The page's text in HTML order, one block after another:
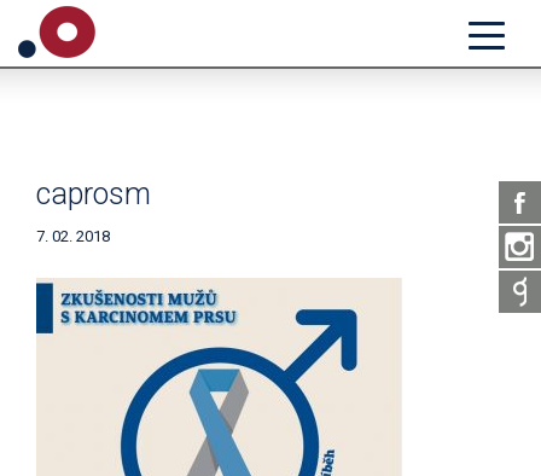
caprosm
7. 02. 2018